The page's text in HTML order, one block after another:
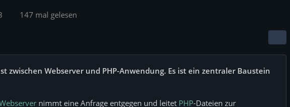
147 mal gelesen
zwischen Webserver und PHP-Anwendung. Es ist ein zentraler Baustein
nimmt eine Anfrage entgegen und leitet PHP-Dateien zur